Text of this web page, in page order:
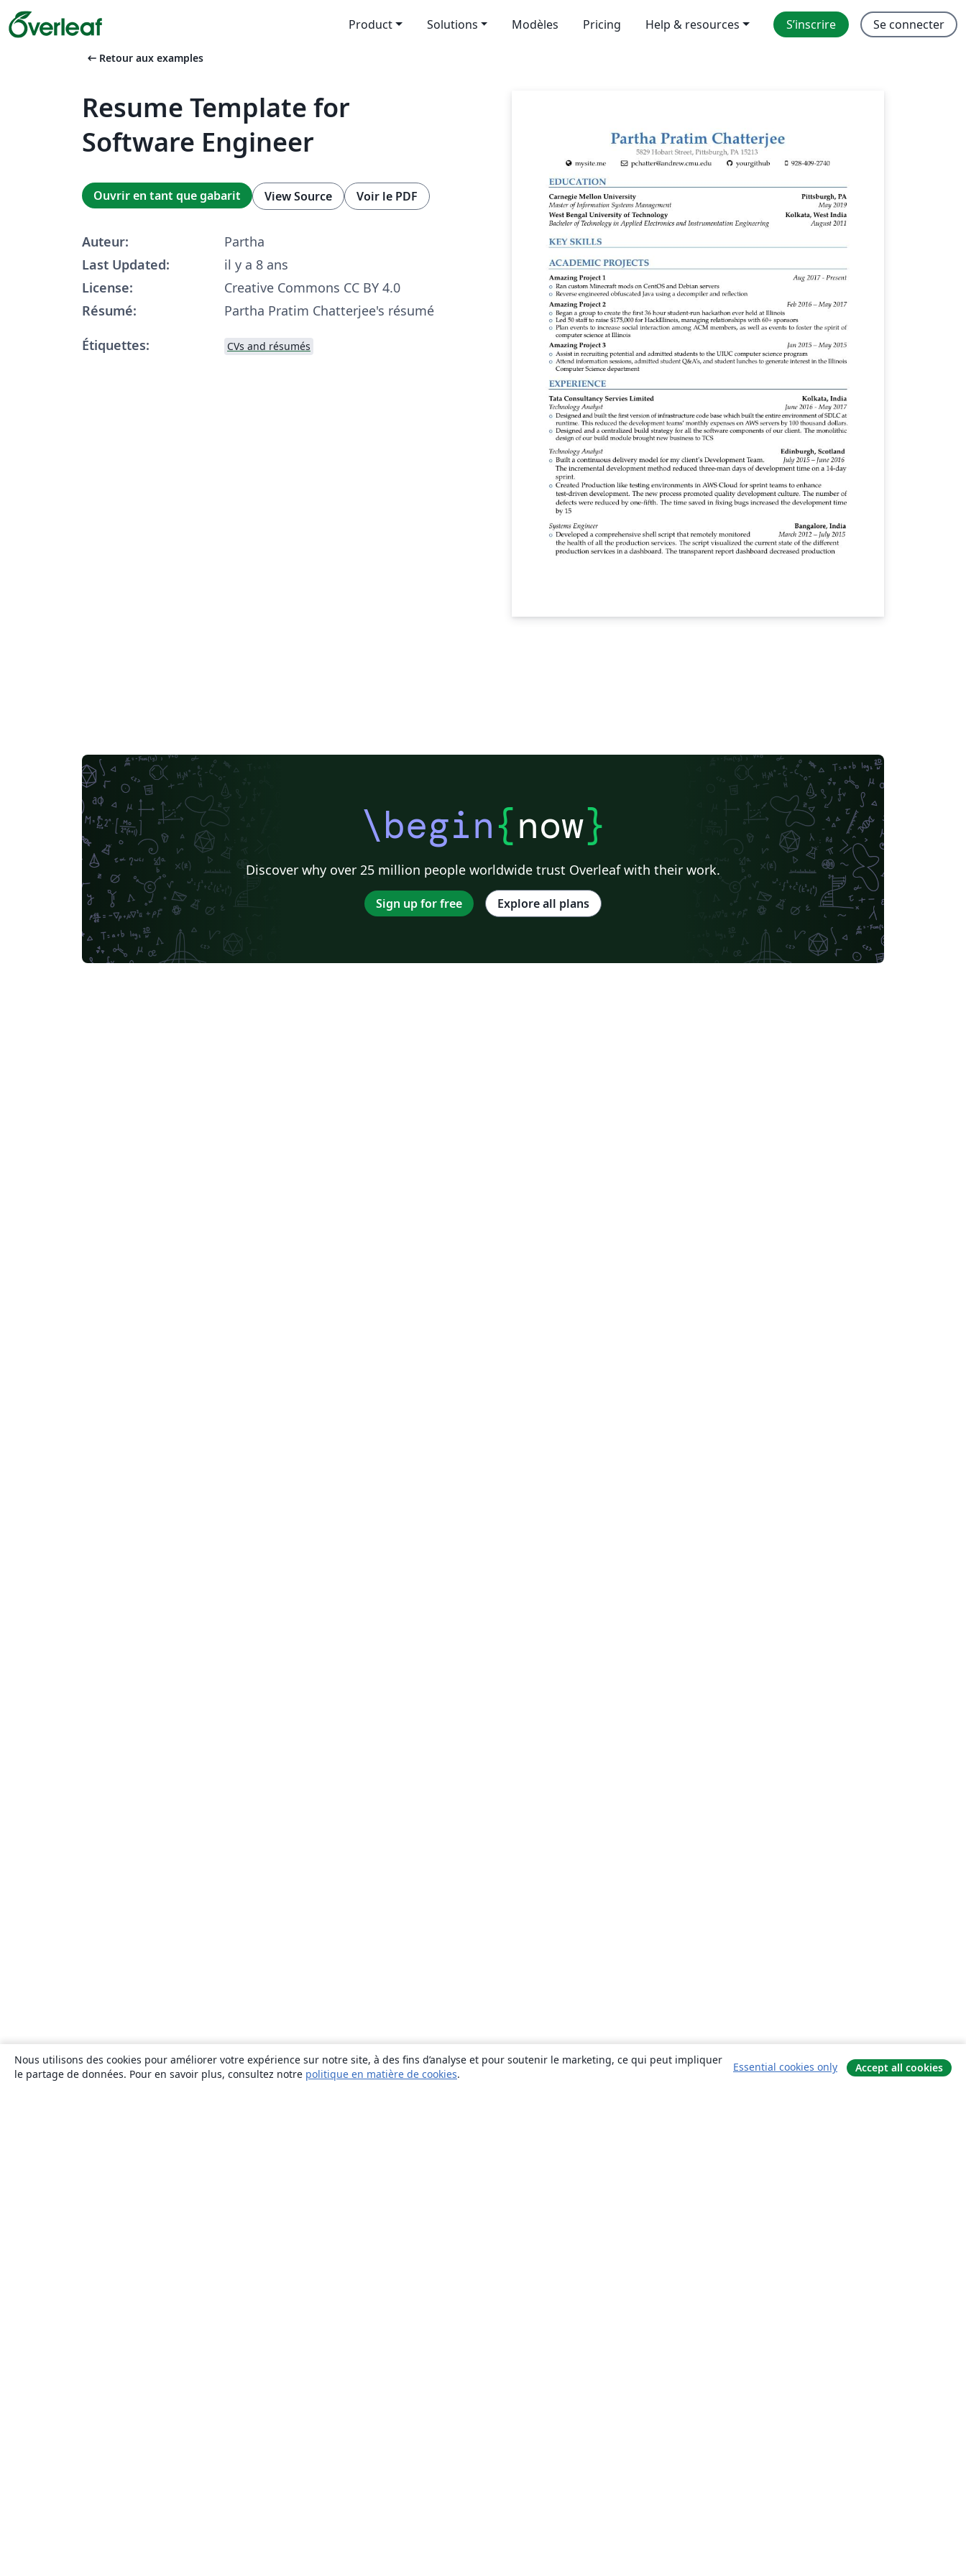
Product Solutions Modèles Pricing Help & resources S’inscrire Se connecter
arrow_left_alt Retour aux examples
Resume Template for
Software Engineer
Ouvrir en tant que gabarit View Source Voir le PDF
Auteur:
Partha
Last Updated:
il y a 8 ans
License:
Creative Commons CC BY 4.0
Résumé:
Partha Pratim Chatterjee's résumé
Étiquettes:
CVs and résumés
\begin{now}
Discover why over 25 million people worldwide trust Overleaf with their work.
Sign up for free Explore all plans
Nous utilisons des cookies pour améliorer votre expérience sur notre site, à des fins d’analyse et pour soutenir le marketing, ce qui peut impliquer
le partage de données. Pour en savoir plus, consultez notre politique en matière de cookies.
Essential cookies only Accept all cookies